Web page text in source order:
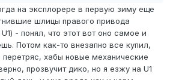
на эксплорере в первую зиму еще
шлицы правого привода
- понял, что этот вот оно самое и
Потом как-то внезапно все купил,
перетряс, хабы новые механические
прозвучит дико, но я езжу на U1